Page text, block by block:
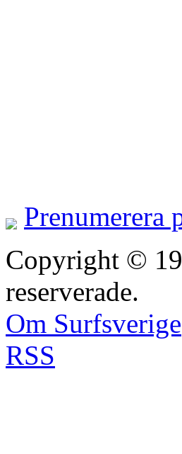
Prenumerera
Copyright ©
reserverade.
Om Surfsverige
RSS